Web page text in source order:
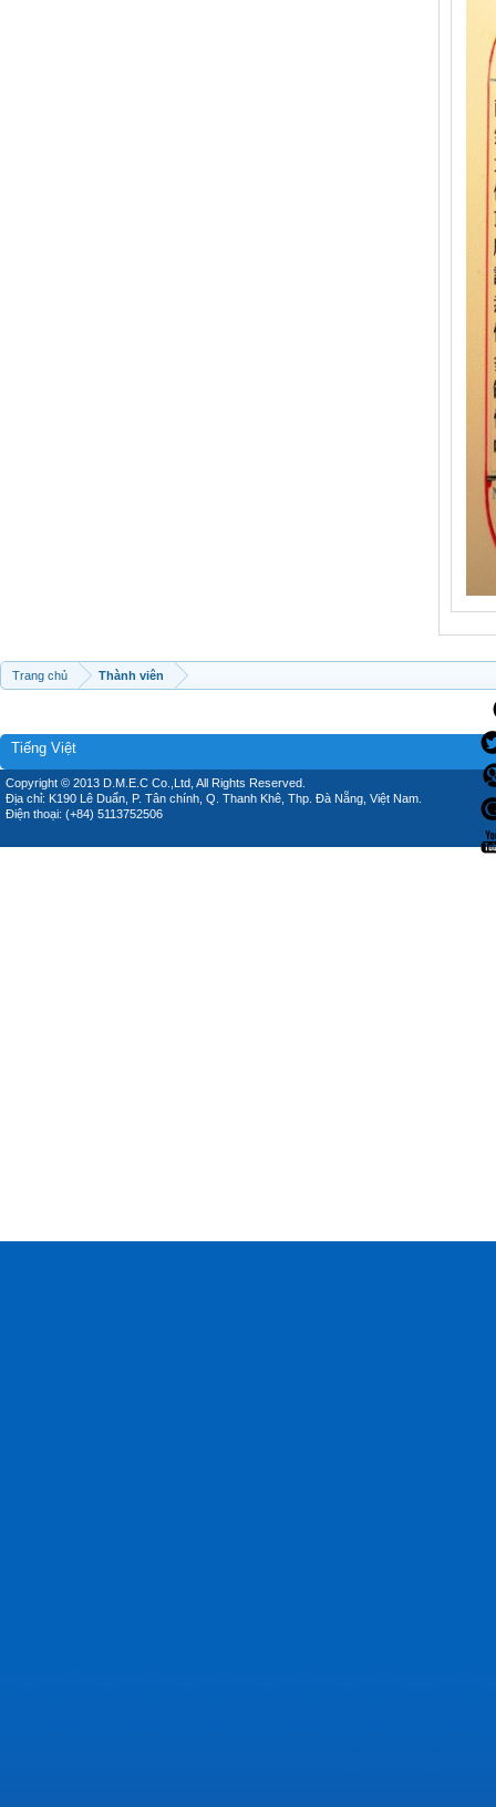
Trang chủ Thành viên
Tiếng Việt
Copyright © 2013 D.M.E.C Co.,Ltd, All Rights Reserved.
Địa chỉ: K190 Lê Duẩn, P. Tân chính, Q. Thanh Khê, Thp. Đà Nẵng, Việt Nam.
Điện thoại: (+84) 5113752506